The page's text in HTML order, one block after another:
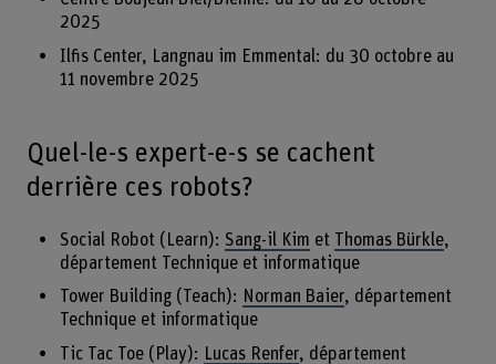
2025
Ilfis Center, Langnau im Emmental: du 30 octobre au
11 novembre 2025
Quel-le-s expert-e-s se cachent
derrière ces robots?
Social Robot (Learn): Sang-il Kim et Thomas Bürkle,
département Technique et informatique
Tower Building (Teach): Norman Baier, département
Technique et informatique
Tic Tac Toe (Play): Lucas Renfer, département